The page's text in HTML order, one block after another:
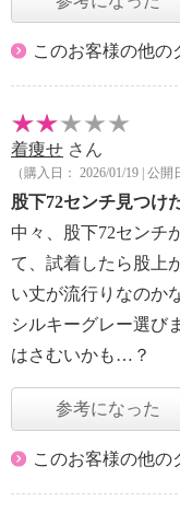
このお客様の他の
着痩せ さん
（購入日： 2026/01/19 | 公開
股下72センチ見つ
中々、股下72センチ
て、試着したら股上
い丈が流行りなのか
シルキーグレー選び
はさむいかも…？
参考になった
このお客様の他の